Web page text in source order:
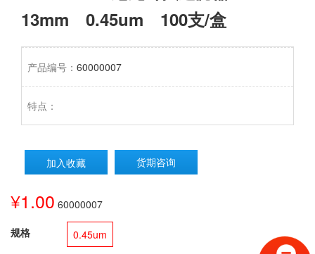
13mm 0.45um 100支/盒
产品编号： 60000007
特点：
加入收藏 货期咨询
¥1.00 60000007
规格
0.45um